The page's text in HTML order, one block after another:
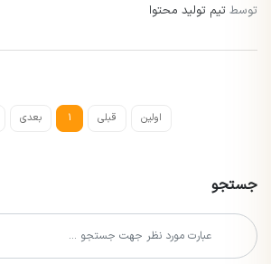
توسط تیم تولید محتوا
اولین قبلی 1 بعدی
جستجو